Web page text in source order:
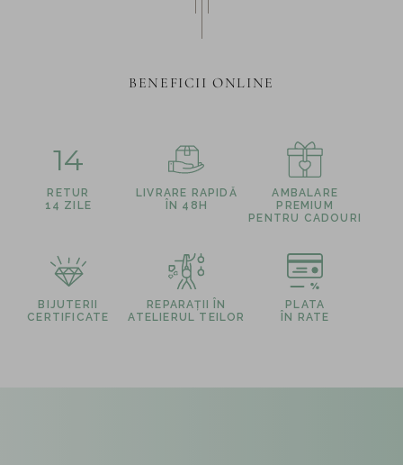
BENEFICII ONLINE
14
RETUR
14 ZILE
LIVRARE RAPIDĂ
ÎN 48H
AMBALARE
PREMIUM
PENTRU CADOURI
BIJUTERII
CERTIFICATE
REPARAȚII ÎN
ATELIERUL TEILOR
PLATA
ÎN RATE